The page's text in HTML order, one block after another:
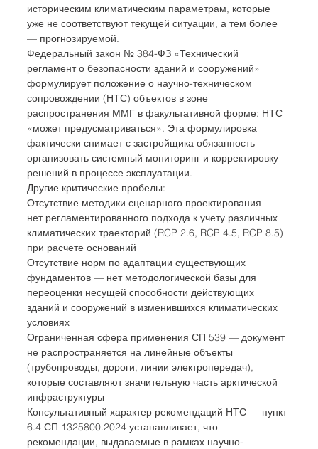
историческим климатическим параметрам, которые
уже не соответствуют текущей ситуации, а тем более
— прогнозируемой.
Федеральный закон № 384-ФЗ «Технический
регламент о безопасности зданий и сооружений»
формулирует положение о научно-техническом
сопровождении (НТС) объектов в зоне
распространения ММГ в факультативной форме: НТС
«может предусматриваться». Эта формулировка
фактически снимает с застройщика обязанность
организовать системный мониторинг и корректировку
решений в процессе эксплуатации.
Другие критические пробелы:
Отсутствие методики сценарного проектирования —
нет регламентированного подхода к учету различных
климатических траекторий (RCP 2.6, RCP 4.5, RCP 8.5)
при расчете оснований
Отсутствие норм по адаптации существующих
фундаментов — нет методологической базы для
переоценки несущей способности действующих
зданий и сооружений в изменившихся климатических
условиях
Ограниченная сфера применения СП 539 — документ
не распространяется на линейные объекты
(трубопроводы, дороги, линии электропередач),
которые составляют значительную часть арктической
инфраструктуры
Консультативный характер рекомендаций НТС — пункт
6.4 СП 1325800.2024 устанавливает, что
рекомендации, выдаваемые в рамках научно-